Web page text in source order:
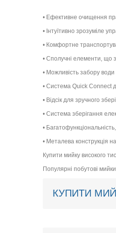
• Ефективне очищення
• Інтуїтивно зрозуміле
• Комфортне
• Сполучні елементи, що
• Можливість забору
• Система Quick Connect
• Відсік для зручного
• Система зберігання
•
• Металева конструкція
Купити мийку високого
Популярні побутові
КУПИТИ